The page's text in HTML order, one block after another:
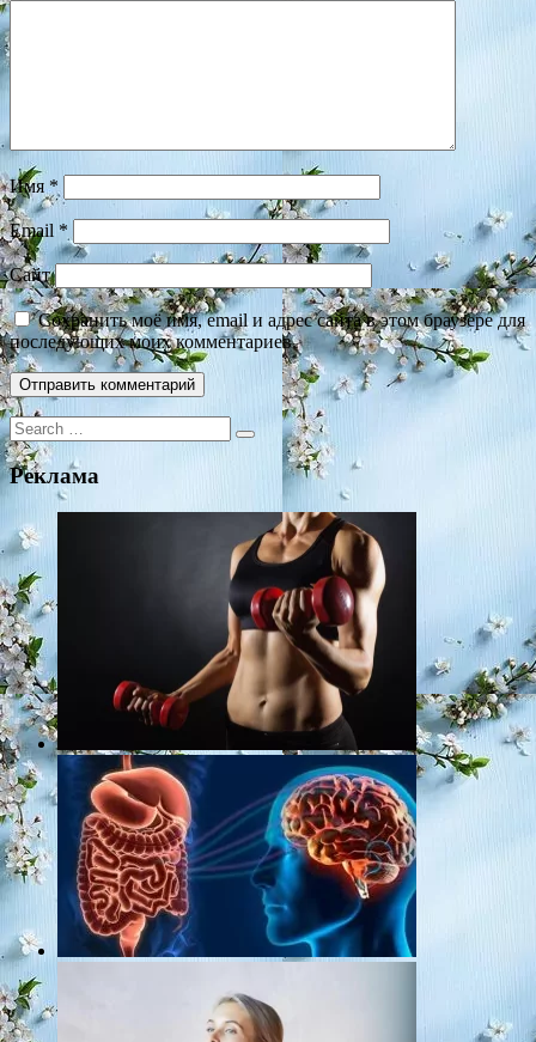
Имя *
Email *
Сайт
Сохранить моё имя, email и адрес сайта в этом браузере для
последующих моих комментариев.
Search
for:
Реклама